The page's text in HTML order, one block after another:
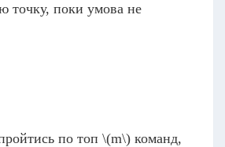
точку, поки умова не
по топ \(m\) команд,